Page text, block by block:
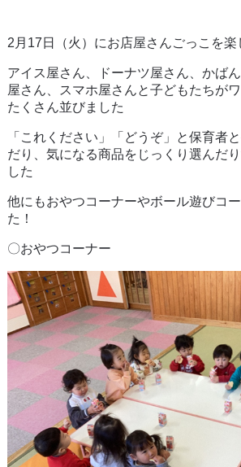
2月17日（火）にお店屋さんごっこを楽
アイス屋さん、ドーナツ屋さん、かば
屋さん、スマホ屋さんと子どもたちが
たくさん並びました
「これください」「どうぞ」と保育者
だり、気になる商品をじっくり選んだ
した
他にもおやつコーナーやボール遊びコ
た！
〇おやつコーナー